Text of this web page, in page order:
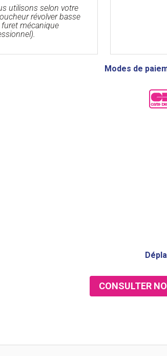
utilisons selon votre
révolver basse
mécanique
Modes de
CONSULTER